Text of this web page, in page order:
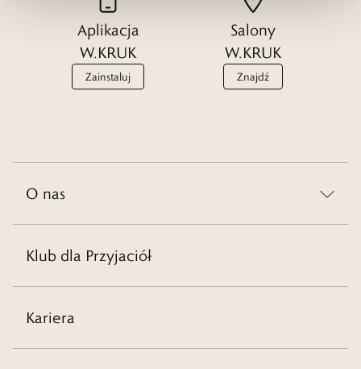
Aplikacja
W.KRUK
Zainstaluj
Salony
W.KRUK
Znajdź
O nas
Klub dla Przyjaciół
Kariera